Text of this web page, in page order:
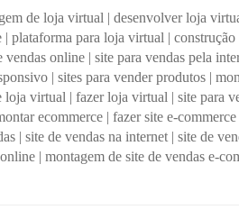
de loja virtual | desenvolver loja
| plataforma para loja virtual | construção
vendas online | site para vendas pela
| sites para vender produtos |
loja virtual | fazer loja virtual | site para
ecommerce | fazer site e-commerce
| site de vendas na internet | site de
| montagem de site de vendas e-